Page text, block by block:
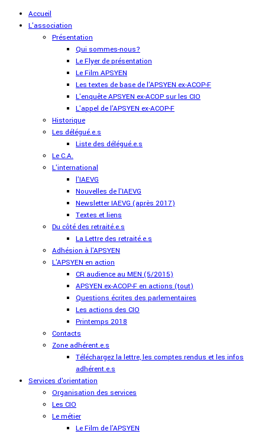
Accueil
L'association
Présentation
Qui sommes-nous?
Le Flyer de présentation
Le Film APSYEN
Les textes de base de l'APSYEN ex-ACOP-F
L'enquête APSYEN ex-ACOP sur les CIO
L'appel de l'APSYEN ex-ACOP-F
Historique
Les délégué.e.s
Liste des délégué.e.s
Le C.A.
L'international
l'IAEVG
Nouvelles de l'IAEVG
Newsletter IAEVG (après 2017)
Textes et liens
Du côté des retraité.e.s
La Lettre des retraité.e.s
Adhésion à l'APSYEN
L'APSYEN en action
CR audience au MEN (5/2015)
APSYEN ex-ACOP-F en actions (tout)
Questions écrites des parlementaires
Les actions des CIO
Printemps 2018
Contacts
Zone adhérent.e.s
Téléchargez la lettre, les comptes rendus et les infos
adhérent.e.s
Services d'orientation
Organisation des services
Les CIO
Le métier
Le Film de l'APSYEN